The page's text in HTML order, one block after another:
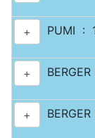
+ PUMI :
+
+